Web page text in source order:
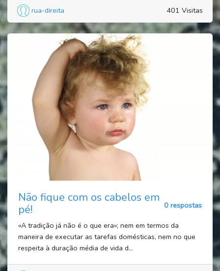
rua-direita 401 Visitas
Não fique com os cabelos em
pé!
0 respostas
«A tradição já não é o que era»; nem em termos da
maneira de executar as tarefas domésticas, nem no que
respeita à duração média de vida d...